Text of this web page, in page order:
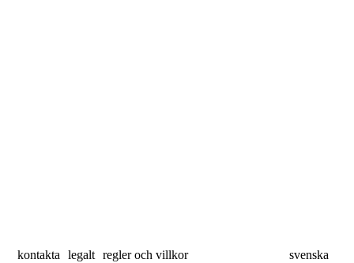
kontakta legalt
regler och villkor
svenska